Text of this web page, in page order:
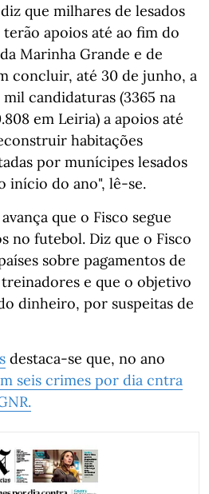
diz que milhares de lesados
apoios até ao fim do
Marinha Grande e de
concluir, até 30 de junho, a
mil candidaturas (3365 na
em Leiria) a apoios até
habitações
por munícipes lesados
início do ano", lê-se.
avança que o Fisco segue
no futebol. Diz que o Fisco
sobre pagamentos de
e que o objetivo
dinheiro, por suspeitas de
destaca-se que, no ano
seis crimes por dia cntra